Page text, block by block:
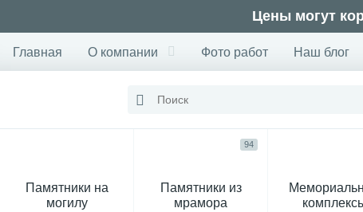
Цены могут
Главная О компании Фото работ Наш блог
Памятники на
могилу
Памятники из
мрамора
94